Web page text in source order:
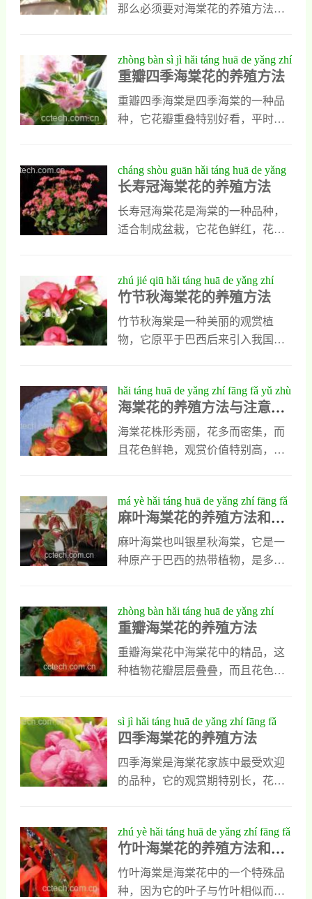
花怎么养 海棠花的养殖方法土壤海
择在一个
养殖方法及栽培注意事项土壤选择
帮助疏通土壤中的空气，从而有帮
助增加水分的流动和熟透能力。
二、竹节海棠花养殖方法及栽培注
意事项温度竹节海棠花是适应能力
的环境中生
那么必须要对海棠花的养殖方法技
享给大家如何养好海棠花。如何养
好海棠花海棠花的养殖方法技巧在
家里放置盆栽植物，是人们千百年
来便一直使用的方法，它的好处毋
为整个家居环境增添无数的活力，
今天我就来为大家介绍一种非常常
见的盆栽海棠花的养殖方法。海棠
花的相关特性：海棠花是中国特有
zhòng bàn sì jì hǎi táng huā de yǎng zhí
fāng fǎ
重瓣四季海棠花的养殖方法
重瓣四季海棠是四季海棠的一种品
种，它花瓣重叠特别好看，平时很
重瓣四季海棠的养殖方法写出来，
需要的朋友可以重点学习一下。重
瓣四季海棠花的养殖方法1、重瓣四
季海棠花盆土的配制想养好重瓣四
时配制时可以选择河沙和腐叶土以
及蛇木屑，它们的比例可以是二比
一比二，另外还需加入一些饼肥做
基肥。2、重瓣四季海棠花的病害预
温天气中，重瓣四
cháng shòu guān hǎi táng huā de yǎng
zhí fāng fǎ
长寿冠海棠花的养殖方法
长寿冠海棠花是海棠的一种品种，
适合制成盆栽，它花色鲜红，花期
这种美丽的长寿冠海棠花应该怎么
养殖呢？一会我就把它的养殖方法
写出来，需要的朋友可以重点了解
一下。长寿冠海棠花的养殖方法1、
土，这种植物适合用河沙、腐叶圭
以及蛇木屑等基质的混合物为盆
土，另外长寿冠海棠怕热，在进入
夏天以后应该把它摆放在凉爽的环
海棠花水分的供给也很
zhú jié qiū hǎi táng huā de yǎng zhí
fāng fǎ
竹节秋海棠花的养殖方法
竹节秋海棠是一种美丽的观赏植
物，它原平于巴西后来引入我国，
不了解，在养的时候总也养不好，
一会我就把竹节秋海棠的养殖方法
写出来，喜欢养花的朋友可以重点
看一看。竹节秋海棠花的养殖方法
它的耐阴性特别强，平时喜欢生长
在温暖湿润的环境中，它对土壤的
要求不高，只要是排水性好和土质
肥沃就可以，耐寒性比较好，冬天
时养殖竹节秋海棠时
hǎi táng huā de yǎng zhí fāng fǎ yǔ zhù
yì shì xiàng
海棠花的养殖方法与注意事
项
海棠花株形秀丽，花多而密集，而
且花色鲜艳，观赏价值特别高，是
花时，总也讲不好，不是不开花，
就是叶子发黄。这时他们就特别想
知道海棠花应该怎么养殖，也想知
道在养殖海棠花是需要注意什么？
要把它放在温润的环境中，尽量避
免接受阳光直射，而且浇水要适
度，既保持盆土湿润，又不能让盆
土过湿，在他处于生长旺季时，每
水，增加空气湿度。注意事
má yè hǎi táng huā de yǎng zhí fāng fǎ
hé zhù yì shì xiàng
麻叶海棠花的养殖方法和注
意事项
麻叶海棠也叫银星秋海棠，它是一
种原产于巴西的热带植物，是多年
花，这种植物既能观花也能观叶，
在生活中很受花友们的喜爱。今天
我专门介绍一下它的养殖方法，同
时也会告诉大家养殖麻叶海棠花要
殖方法麻叶海棠花园产于巴西的热
带地区，是一种喜欢温暖湿润环境
的观赏植物，平时养殖时应该选择
疏松肥沃的，微酸性土质，而且要
射，冬季室内温度不能
zhòng bàn hǎi táng huā de yǎng zhí
fāng fǎ
重瓣海棠花的养殖方法
重瓣海棠花中海棠花中的精品，这
种植物花瓣层层叠叠，而且花色多
时想养好重瓣海棠花也不是一件简
单的事情，必须要知道它应该怎么
养，喜欢什么环境与气候，还要掌
握它正确的浇水与施肥方法。下面
境重瓣海棠花应该用肥沃的土壤来
养殖，最好用河沙和腐叶土进行混
合，而且在栽种以后应该施足底
肥。重瓣海棠花是一种怕热畏寒的
sì jì hǎi táng huā de yǎng zhí fāng fǎ
四季海棠花的养殖方法
四季海棠是海棠花家族中最受欢迎
的品种，它的观赏期特别长，花色
的养殖方法不了解，感觉总也养不
好，下面我会介绍一些养殖四季海
棠花的常见问题，喜欢这种植物的
你们可以重点了解一下。1、土壤与
zhú yè hǎi táng huā de yǎng zhí fāng fǎ
hé yǎng zhí jì qiǎo
竹叶海棠花的养殖方法和养
殖技巧
竹叶海棠是海棠花中的一个特殊品
种，因为它的叶子与竹叶相似而得